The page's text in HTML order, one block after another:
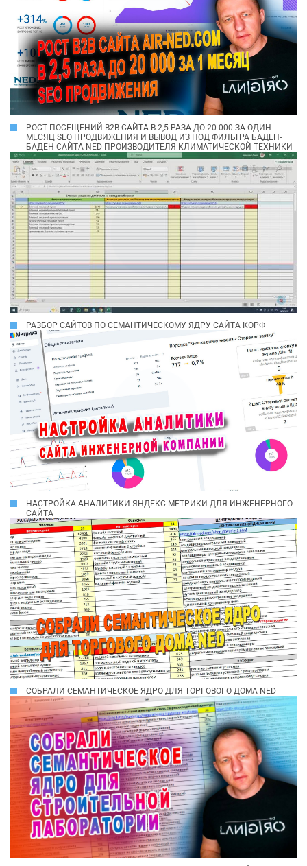
РОСТ ПОСЕЩЕНИЙ B2B САЙТА В 2,5 РАЗА ДО 20 000 ЗА ОДИН
МЕСЯЦ SEO ПРОДВИЖЕНИЯ И ВЫВОД ИЗ ПОД ФИЛЬТРА БАДЕН-
БАДЕН САЙТА NED ПРОИЗВОДИТЕЛЯ КЛИМАТИЧЕСКОЙ ТЕХНИКИ
РАЗБОР САЙТОВ ПО СЕМАНТИЧЕСКОМУ ЯДРУ САЙТА КОРФ
НАСТРОЙКА АНАЛИТИКИ ЯНДЕКС МЕТРИКИ ДЛЯ ИНЖЕНЕРНОГО
САЙТА
СОБРАЛИ СЕМАНТИЧЕСКОЕ ЯДРО ДЛЯ ТОРГОВОГО ДОМА NED